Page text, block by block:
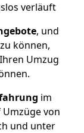
verläuft
, und
können,
Umzug
im
von
und unter